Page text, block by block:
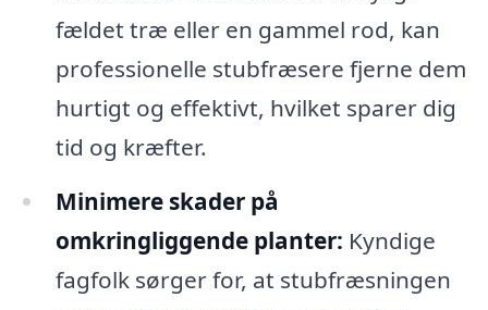
fældet træ eller en gammel rod, kan
professionelle stubfræsere fjerne dem
hurtigt og effektivt, hvilket sparer dig
tid og kræfter.
Minimere skader på
omkringliggende planter: Kyndige
fagfolk sørger for, at stubfræsningen